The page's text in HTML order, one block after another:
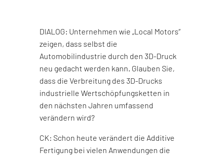
DIALOG: Unternehmen wie „Local Motors“
zeigen, dass selbst die
Automobilindustrie durch den 3D-Druck
neu gedacht werden kann. Glauben Sie,
dass die Verbreitung des 3D-Drucks
industrielle Wertschöpfungsketten in
den nächsten Jahren umfassend
verändern wird?
CK: Schon heute verändert die Additive
Fertigung bei vielen Anwendungen die